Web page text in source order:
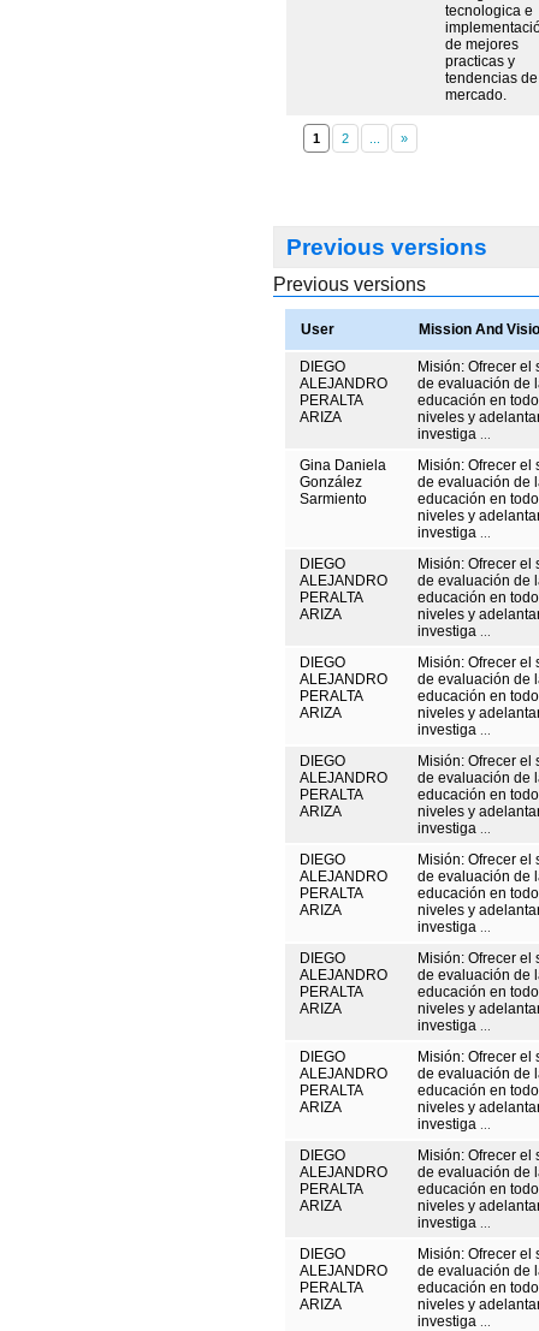
tecnologica e
de mejores
practicas y
tendencias de
mercado.
1
Previous versions
Previous versions
User Mission And
DIEGO
ALEJANDRO
PERALTA
ARIZA
Misión: Ofrecer el
de evaluación de
educación en
niveles y
investiga
Gina Daniela
González
Sarmiento
Misión: Ofrecer el
de evaluación de
educación en
niveles y
investiga
DIEGO
ALEJANDRO
PERALTA
ARIZA
Misión: Ofrecer el
de evaluación de
educación en
niveles y
investiga
DIEGO
ALEJANDRO
PERALTA
ARIZA
Misión: Ofrecer el
de evaluación de
educación en
niveles y
investiga
DIEGO
ALEJANDRO
PERALTA
ARIZA
Misión: Ofrecer el
de evaluación de
educación en
niveles y
investiga
DIEGO
ALEJANDRO
PERALTA
ARIZA
Misión: Ofrecer el
de evaluación de
educación en
niveles y
investiga
DIEGO
ALEJANDRO
PERALTA
ARIZA
Misión: Ofrecer el
de evaluación de
educación en
niveles y
investiga
DIEGO
ALEJANDRO
PERALTA
ARIZA
Misión: Ofrecer el
de evaluación de
educación en
niveles y
investiga
DIEGO
ALEJANDRO
PERALTA
ARIZA
Misión: Ofrecer el
de evaluación de
educación en
niveles y
investiga
DIEGO
ALEJANDRO
PERALTA
ARIZA
Misión: Ofrecer el
de evaluación de
educación en
niveles y
investiga